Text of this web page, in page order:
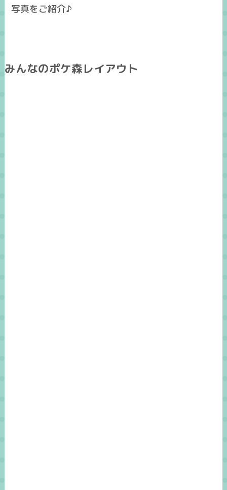
写真をご紹介♪
みんなのポケ森レイアウト